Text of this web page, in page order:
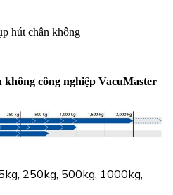
hút chân không
không công nghiệp VacuMaster
250kg, 500kg, 1000kg,